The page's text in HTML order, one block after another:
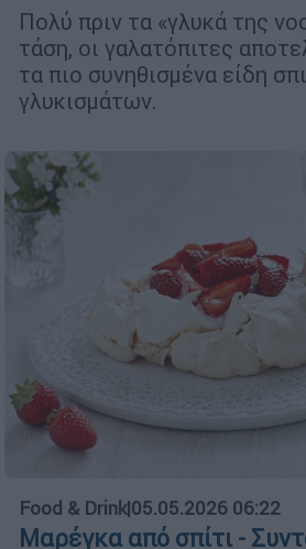
Πολύ πριν τα «γλυκά της
τάση, οι γαλατόπιτες
τα πιο συνηθισμένα είδη
γλυκισμάτων.
Food & Drink|05.05.2026 06:22
Μαρέγκα από σπίτι -